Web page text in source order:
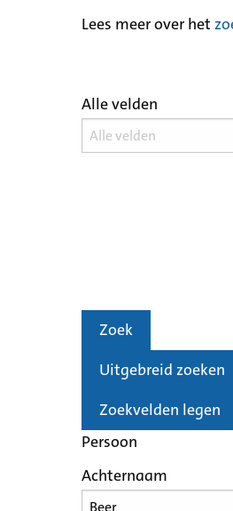
Lees meer over het
Alle velden
Zoek
Uitgebreid zoeken
Zoekvelden legen
Persoon
Achternaam